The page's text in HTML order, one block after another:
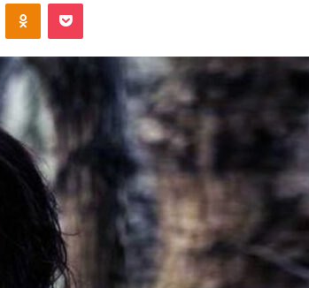
Odnoklassniki
Pocket